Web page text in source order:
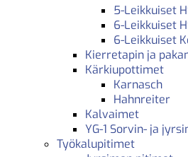
5-Leikkuiset
6-Leikkuiset
6-Leikkuiset
Kierretapin ja
Kärkiupottimet
Karnasch
Hahnreiter
Kalvaimet
YG-1 Sorvin- ja
Työkalupitimet